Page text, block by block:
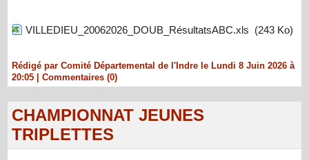
VILLEDIEU_20062026_DOUB_RésultatsABC.xls (243 Ko)
Rédigé par Comité Départemental de l'Indre le Lundi 8 Juin 2026 à
20:05
Commentaires (0)
CHAMPIONNAT JEUNES
TRIPLETTES